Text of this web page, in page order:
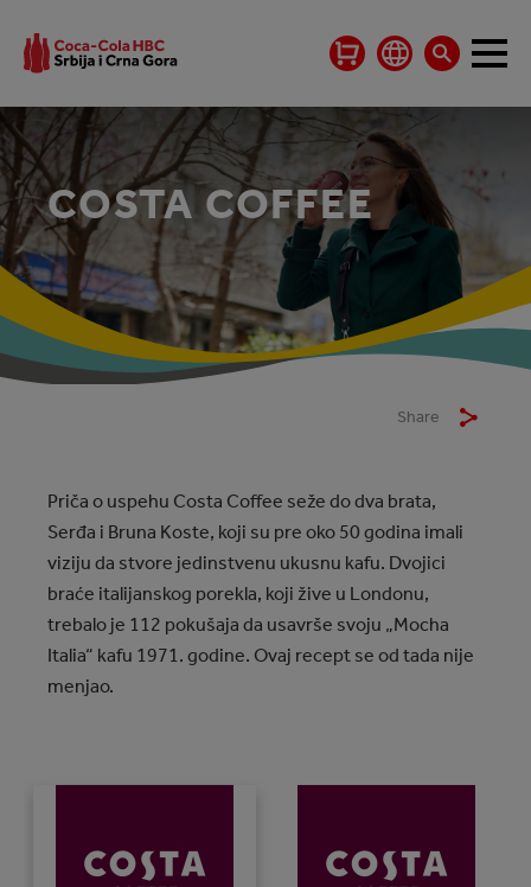
COSTA COFFEE
Share
Priča o uspehu Costa Coffee seže do dva brata,
Serđa i Bruna Koste, koji su pre oko 50 godina imali
viziju da stvore jedinstvenu ukusnu kafu. Dvojici
braće italijanskog porekla, koji žive u Londonu,
trebalo je 112 pokušaja da usavrše svoju „Mocha
Italia“ kafu 1971. godine. Ovaj recept se od tada nije
menjao.